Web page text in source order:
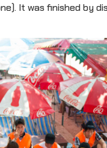
It was finished by